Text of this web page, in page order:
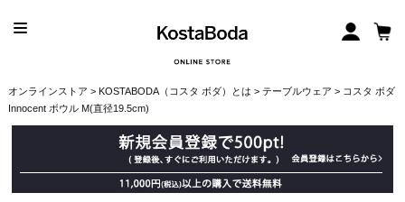
オンラインストア > KOSTABODA（コスタ ボダ）とは > テーブルウェア > コスタ ボダ
Innocent ボウル M(直径19.5cm)